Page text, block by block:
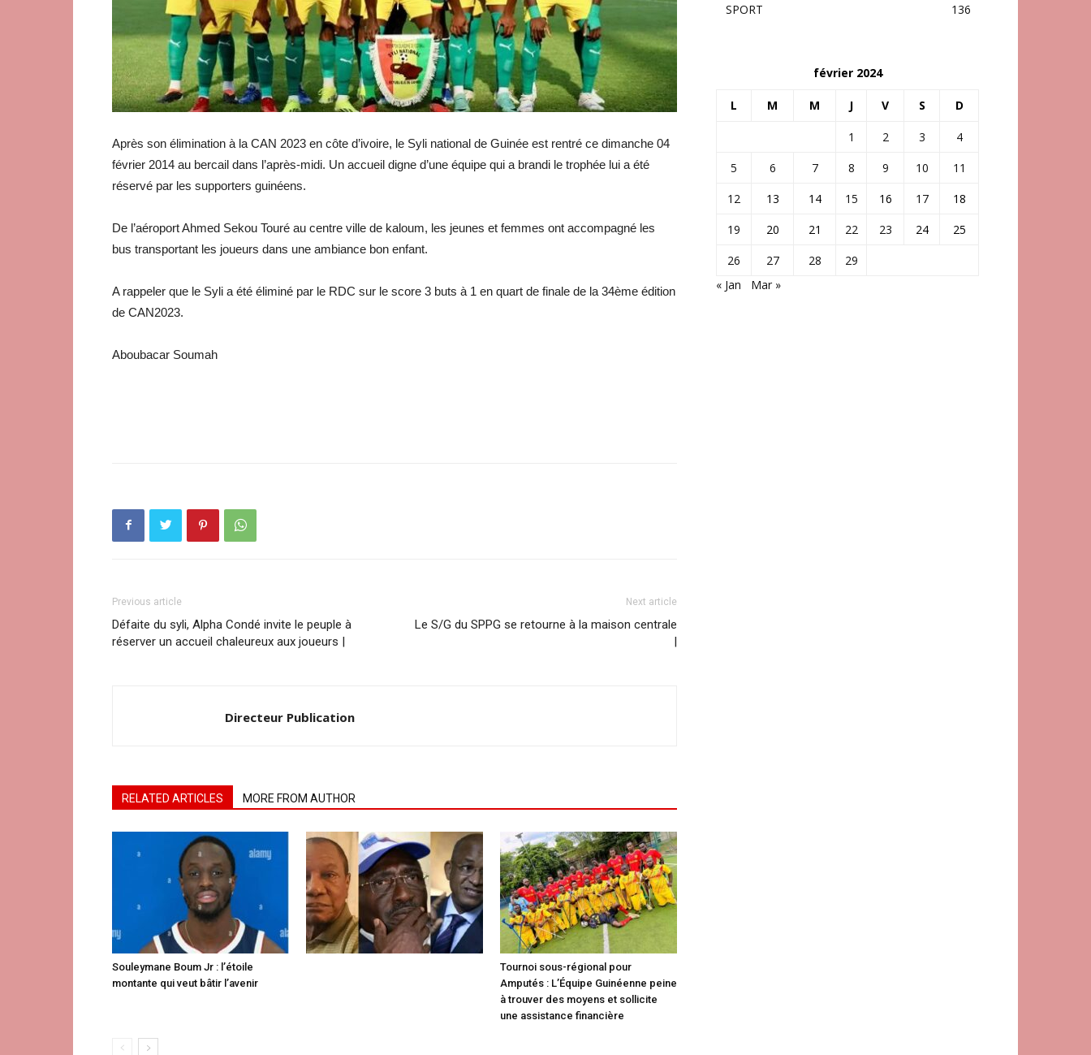
Après son élimination à la CAN 2023 en côte d’ivoire, le Syli national de Guinée est rentré ce dimanche 04
février 2014 au bercail dans l’après-midi. Un accueil digne d’une équipe qui a brandi le trophée lui a été
réservé par les supporters guinéens.
De l’aéroport Ahmed Sekou Touré au centre ville de kaloum, les jeunes et femmes ont accompagné les
bus transportant les joueurs dans une ambiance bon enfant.
A rappeler que le Syli a été éliminé par le RDC sur le score 3 buts à 1 en quart de finale de la 34ème édition
de CAN2023.
Aboubacar Soumah
Previous article
Défaite du syli, Alpha Condé invite le peuple à
réserver un accueil chaleureux aux joueurs |
Next article
Le S/G du SPPG se retourne à la maison centrale
|
Directeur Publication
RELATED ARTICLES MORE FROM AUTHOR
Souleymane Boum Jr : l’étoile
montante qui veut bâtir l’avenir
Tournoi sous-régional pour
Amputés : L’Équipe Guinéenne peine
à trouver des moyens et sollicite
une assistance financière
SPORT
136
février 2024
L M M J V S D
1 2 3
4
5
6 7 8 9 10
11
12
13 14 15 16 17
18
19
20 21 22 23 24
25
26
27 28
29
« Jan
Mar »